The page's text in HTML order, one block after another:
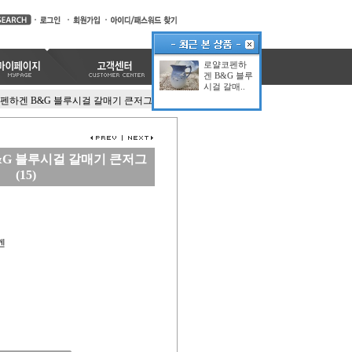
하겐 B&G 블루시걸 갈매기 큰저그(15)
블루시걸 갈매기 큰저그
(15)
로얄코펜하
겐 B&G 블루
시걸 갈매..